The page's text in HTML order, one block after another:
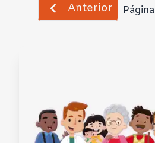
Anterior Página